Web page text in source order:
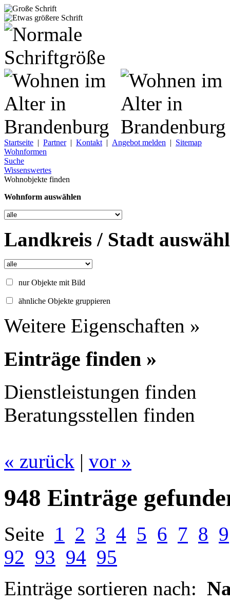
Startseite | Partner| Kontakt | Angebot melden | Sitemap
Wohnformen
Suche
Wissenswertes
Wohnobjekte finden
Wohnform auswählen
Landkreis / Stadt
nur Objekte mit Bild
ähnliche Objekte gruppieren
Weitere Eigenschaften »
Einträge finden »
Dienstleistungen finden
Beratungsstellen finden
« zurück | vor »
948 Einträge
Seite 1 2 3 4 5 6 7 8 9
92 93 94 95
Einträge sortieren nach: